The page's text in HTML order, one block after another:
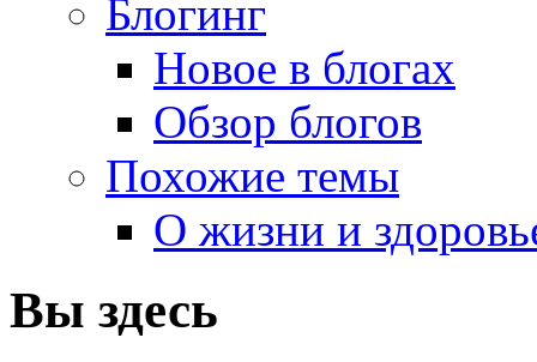
Блогинг
Новое в блогах
Обзор блогов
Похожие темы
О жизни и
Вы здесь